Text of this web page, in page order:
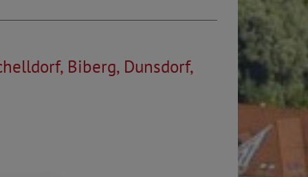
Biberg, Dunsdorf,